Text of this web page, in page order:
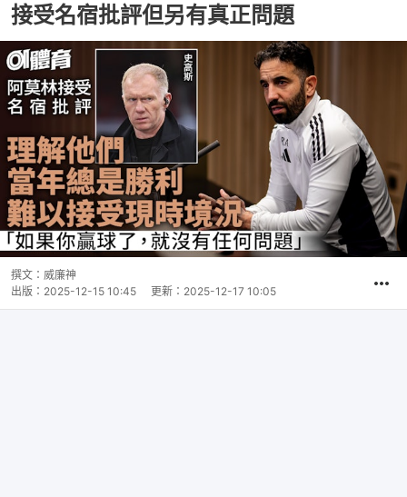
接受名宿批評但另有真正問題
撰文： 威廉神
出版： 2025-12-15 10:45 更新： 2025-12-17 10:05